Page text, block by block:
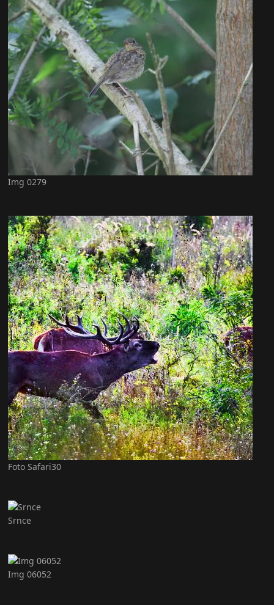
Img 0279
Foto Safari30
Srnce
Img 06052